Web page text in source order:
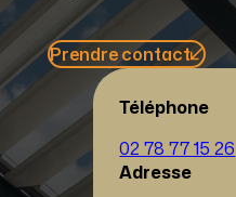
Prendre contact
Téléphone
02 78 77 15 26
Adresse